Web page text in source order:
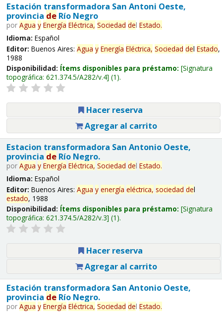
Estación transformadora San Antoni Oeste,
provincia deRío Negro
por Agua y Energía Eléctrica, Sociedad del Estado.
Idioma: Español
Editor: Buenos Aires: Agua y Energía Eléctrica, Sociedad del Estado,
1988
Disponibilidad: Ítems disponibles para préstamo: Signatura
topográfica: 621.374.5/A282/v.4 (1).
Hacer reserva
Agregar al carrito
Estacion transformadora San Antonio Oeste,
provincia deRío Negro.
por Agua y Energía Eléctrica, Sociedad del Estado.
Idioma: Español
Editor: Buenos Aires: Agua y energía eléctrica, sociedad del
estado, 1988
Disponibilidad: Ítems disponibles para préstamo: Signatura
topográfica: 621.374.5/A282/v.3 (1).
Hacer reserva
Agregar al carrito
Estación transformadora San Antonio Oeste,
provincia deRío Negro.
por Agua y Energía Eléctrica, Sociedad del Estado.